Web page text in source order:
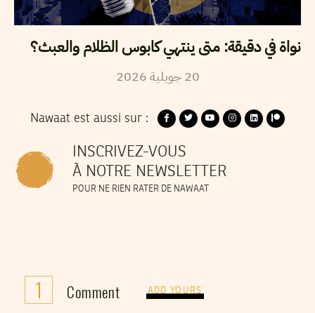
نواة في دقيقة: متى ينتهي كابوس الظلام والعبث؟
20 جويلية2026
Nawaat est aussi sur :
INSCRIVEZ-VOUS
À NOTRE NEWSLETTER
POUR NE RIEN RATER DE NAWAAT
1 Comment ADD YOURS